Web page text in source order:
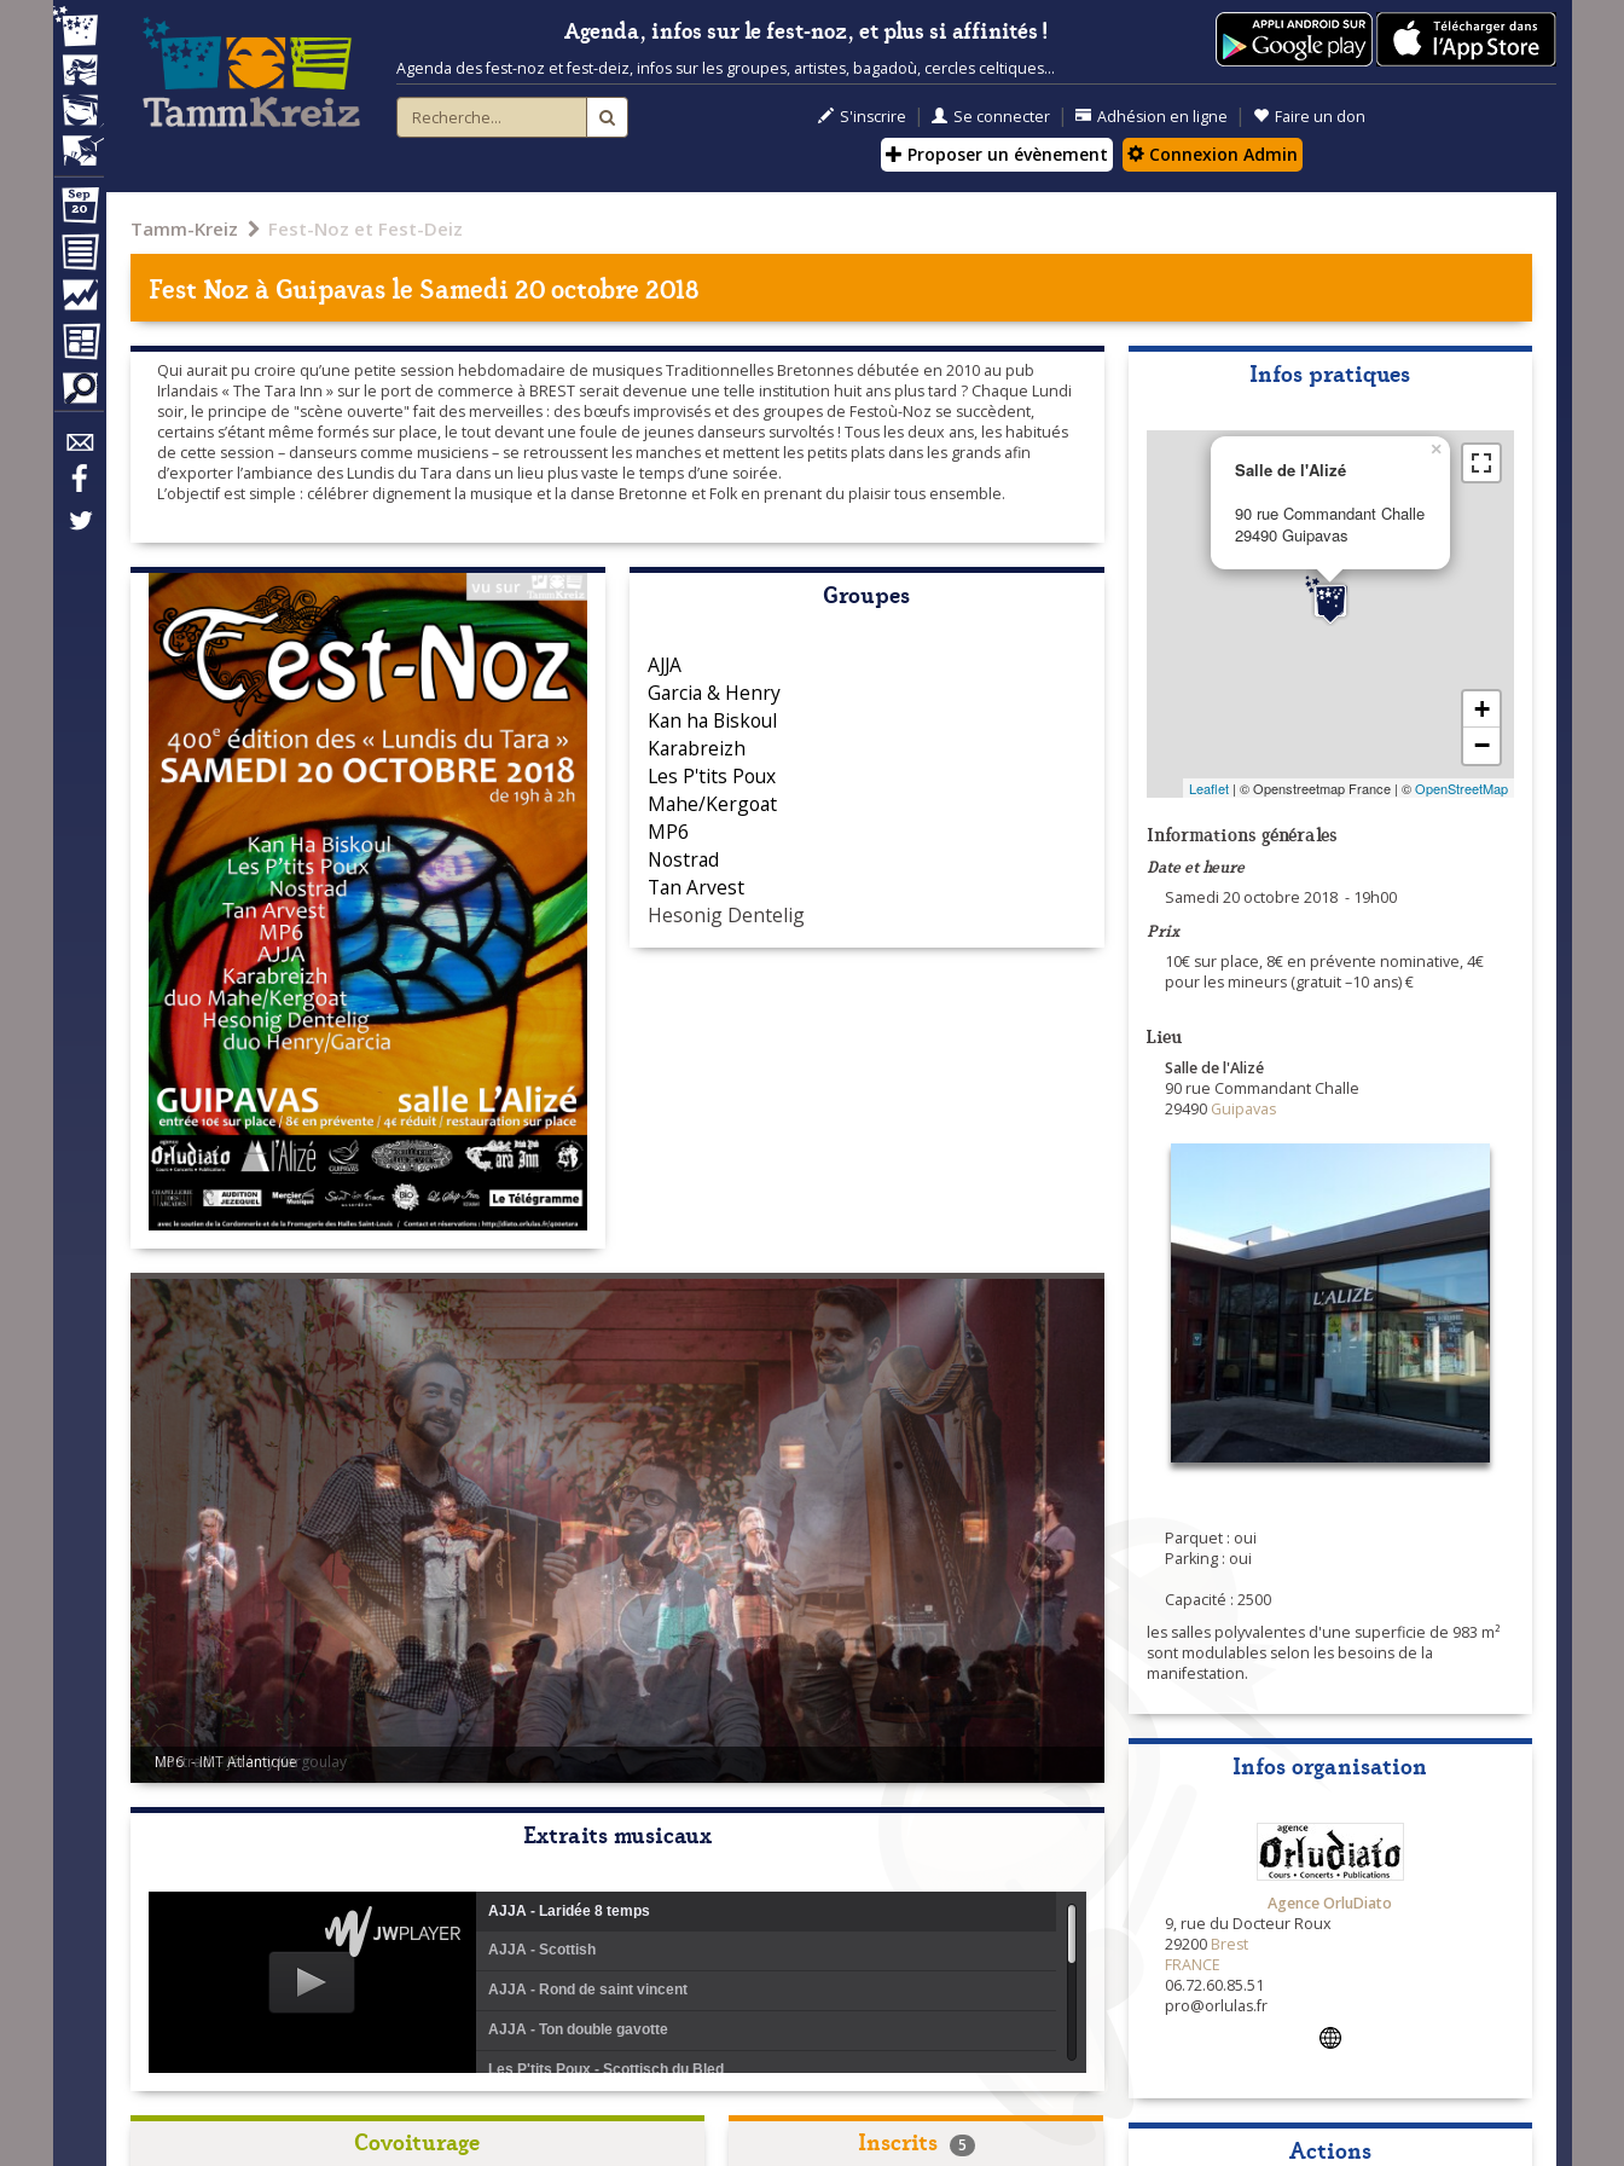
Agenda, infos sur le fest-noz, et plus si affinités !
Agenda des fest-noz et fest-deiz, infos sur les groupes, artistes, bagadoù, cercles celtiques...
S'inscrire | Se connecter | Adhésion en ligne | Faire un don
Proposer un évènement Connexion Admin
Tamm-Kreiz Fest-Noz et Fest-Deiz
Fest Noz àGuipavasle Samedi 20 octobre 2018
Qui aurait pu croire qu’une petite session hebdomadaire de musiques Traditionnelles Bretonnes débutée en 2010 au pub
Irlandais « The Tara Inn » sur le port de commerce à BREST serait devenue une telle institution huit ans plus tard ? Chaque Lundi
soir, le principe de "scène ouverte" fait des merveilles : des bœufs improvisés et des groupes de Festoù-Noz se succèdent,
certains s’étant même formés sur place, le tout devant une foule de jeunes danseurs survoltés ! Tous les deux ans, les habitués
de cette session – danseurs comme musiciens – se retroussent les manches et mettent les petits plats dans les grands afin
d’exporter l’ambiance des Lundis du Tara dans un lieu plus vaste le temps d’une soirée.
L’objectif est simple : célébrer dignement la musique et la danse Bretonne et Folk en prenant du plaisir tous ensemble.
Groupes
AJJA
Garcia & Henry
Kan ha Biskoul
Karabreizh
Les P'tits Poux
Mahe/Kergoat
MP6
Nostrad
Tan Arvest
Hesonig Dentelig
Nostrad - Jérémy Kergoulay
Extraits musicaux
AJJA - Laridée 8 temps
AJJA - Scottish
AJJA - Rond de saint vincent
AJJA - Ton double gavotte
Les P'tits Poux - Scottisch du Bled
Covoiturage Inscrits 5
Infos pratiques
Salle de l'Alizé
90 rue Commandant Challe
29490 Guipavas
×
+
−
Leaflet| © Openstreetmap France | ©OpenStreetMap
Informations générales
Date et heure
Samedi 20 octobre 2018 - 19h00
Prix
10€ sur place, 8€ en prévente nominative, 4€
pour les mineurs (gratuit –10 ans) €
Lieu
Salle de l'Alizé
90 rue Commandant Challe
29490 Guipavas
Parquet : oui
Parking : oui
Capacité : 2500
les salles polyvalentes d'une superficie de 983 m²
sont modulables selon les besoins de la
manifestation.
Infos organisation
Agence OrluDiato
9, rue du Docteur Roux
29200 Brest
FRANCE
06.72.60.85.51
pro@orlulas.fr
Actions